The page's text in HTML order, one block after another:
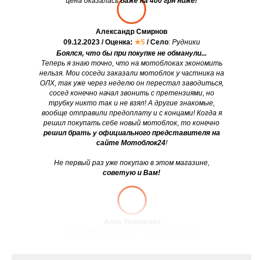
Боялся, что бы при покупке не обманули...
Теперь я знаю точно, что на мотоблоках экономить
нельзя. Мои соседи заказали мотоблок у частника на
ОЛХ, так уже через неделю он перестал заводиться,
сосед конечно начал звонить с претензиями, но
трубку никто так и не взял! А другие знакомые,
вообще отправили предоплату и с концами! Когда я
решил покупать себе новый мотоблок, то конечно
решил брать у официального представителя на
сайте Мотоблок24!
Не первый раз уже покупаю в этом магазине,
советую и Вам!
Александр Смирнов
09.12.2023 / Оценка: ★5 / Село: Рудники
Анна Зеленская